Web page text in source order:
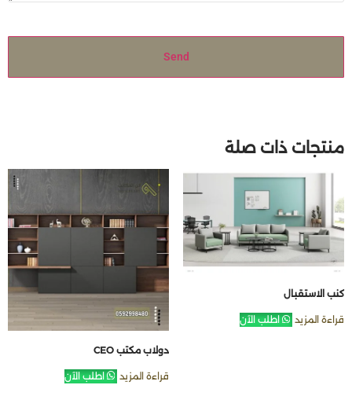
Send
منتجات ذات صلة
كنب الاستقبال
قراءة المزيد اطلب الآن
دولاب مكتب CEO
قراءة المزيد اطلب الآن